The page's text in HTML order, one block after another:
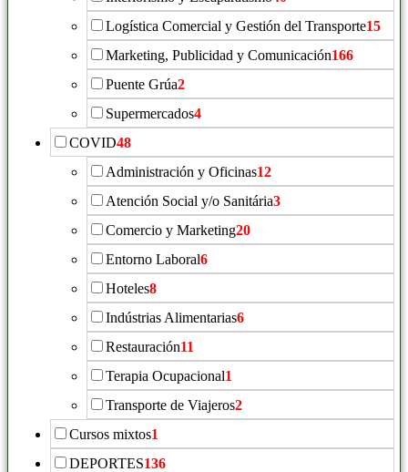
Logística Comercial y Gestión del Transporte15
Marketing, Publicidad y Comunicación166
Puente Grúa2
Supermercados4
COVID48
Administración y Oficinas12
Atención Social y/o Sanitária3
Comercio y Marketing20
Entorno Laboral6
Hoteles8
Indústrias Alimentarias6
Restauración11
Terapia Ocupacional1
Transporte de Viajeros2
Cursos mixtos1
DEPORTES136